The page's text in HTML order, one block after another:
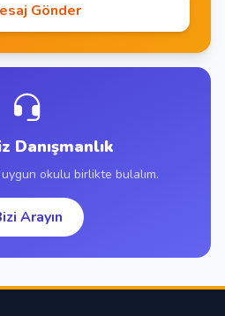
Gönder
Danışmanlık
okulu birlikte bulalım.
Arayın